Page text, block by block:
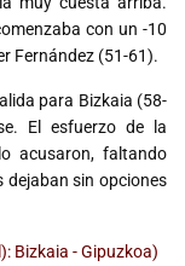
con un -10
Fernández (51-61).
para Bizkaia (58-
El esfuerzo de la
acusaron, faltando
sin opciones